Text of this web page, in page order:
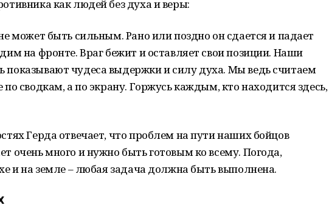
как людей без духа и веры:
может быть сильным. Рано или поздно он сдается и падает
на фронте. Враг бежит и оставляет свои позиции. Наши
показывают чудеса выдержки и силу духа. Мы ведь считаем
сводкам, а по экрану. Горжусь каждым, кто находится здесь,
Герда отвечает, что проблем на пути наших бойцов
очень много и нужно быть готовым ко всему. Погода,
и на земле – любая задача должна быть выполнена.